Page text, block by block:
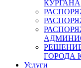
КУРГАНА
ГОРОДА
Услуги